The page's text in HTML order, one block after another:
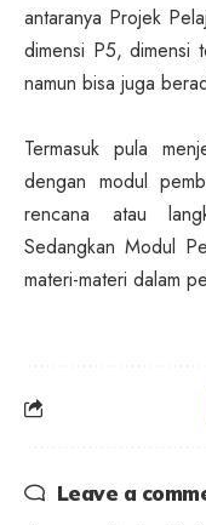
antaranya Projek
dimensi P5, dimensi
namun bisa juga
Termasuk pula
dengan modul
rencana atau
Sedangkan Modul
materi-materi dalam
Leave a